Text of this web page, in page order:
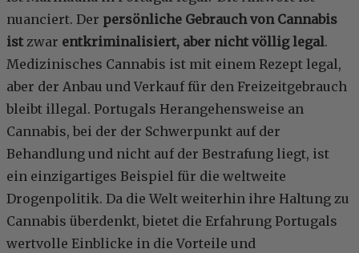
nuanciert. Der persönliche Gebrauch von Cannabis
istzwar entkriminalisiert, aber nicht völlig legal.
Medizinisches Cannabis ist mit einem Rezept legal,
aber der Anbau und Verkauf für den Freizeitgebrauch
bleibt illegal. Portugals Herangehensweise an
Cannabis, bei der der Schwerpunkt auf der
Behandlung und nicht auf der Bestrafung liegt, ist
ein einzigartiges Beispiel für die weltweite
Drogenpolitik. Da die Welt weiterhin ihre Haltung zu
Cannabis überdenkt, bietet die Erfahrung Portugals
wertvolle Einblicke in die Vorteile und